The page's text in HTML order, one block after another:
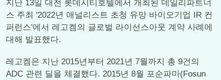
지난 13일 대전 롯데시티호텔에서 개최된 데일리파트너
스 주최 '2022년 애널리스트 초청 유망 바이오기업 IR 컨
퍼런스'에서 레고켐의 글로벌 라이선스아웃 계약 사례에
대해 발표했다.
레고켐은 지난 2015년부터 2021년 7월까지 총 9건의
ADC 관련 딜을 체결했다. 2015년 8월 포순파마(Fosun